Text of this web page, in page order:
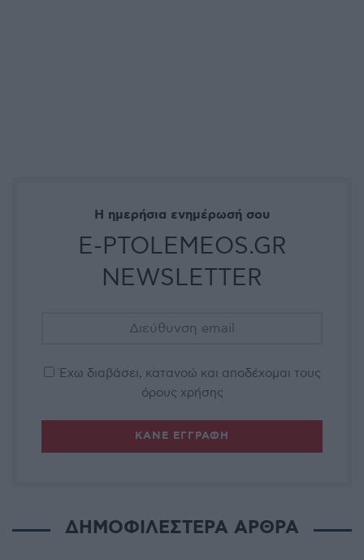
Η ημερήσια ενημέρωσή σου
E-PTOLEMEOS.GR
NEWSLETTER
Έχω διαβάσει, κατανοώ και αποδέχομαι τους
όρους χρήσης
ΔΗΜΟΦΙΛΕΣΤΕΡΑ ΑΡΘΡΑ